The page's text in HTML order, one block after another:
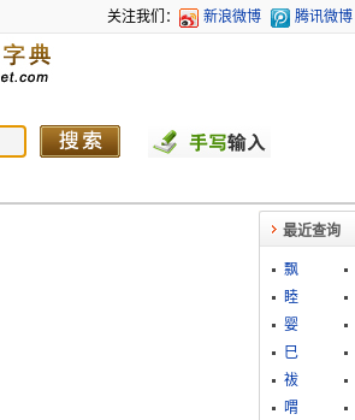
关注我们： 新浪微博 腾讯微博
最近查询
飘
睦
婴
巳
祓
喟